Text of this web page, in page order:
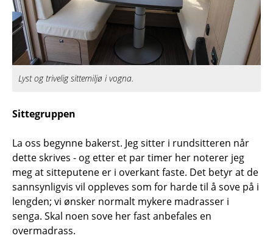
Lyst og trivelig sittemiljø i vogna.
Sittegruppen
La oss begynne bakerst. Jeg sitter i rundsitteren når
dette skrives - og etter et par timer her noterer jeg
meg at sitteputene er i overkant faste. Det betyr at de
sannsynligvis vil oppleves som for harde til å sove på i
lengden; vi ønsker normalt mykere madrasser i
senga. Skal noen sove her fast anbefales en
overmadrass.